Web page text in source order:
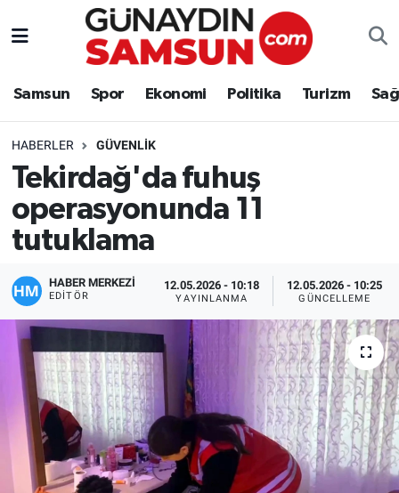
Samsun Spor Ekonomi Politika Turizm
HABERLER GÜVENLIK
Tekirdağ'da fuhuş
operasyonunda 11
tutuklama
HABER MERKEZİ
EDITÖR
12.05.2026 - 10:18
YAYINLANMA
12.05.2026 - 10:25
GÜNCELLEME
Samsun
Politika
Turizm
Sağlık
Yaşam
Kültür Sanat
Bilim ve Teknoloji
Nöbetçi Eczaneler
Süper Lig Puan Durumu ve Fikstür
Tüm Manşetler
Son Dakika Haberleri